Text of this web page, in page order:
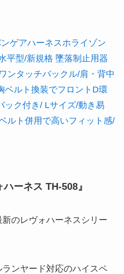
ゲアハーネスホライゾン
平型/新規格 墜落制止用器
ンタッチバックル/肩・背中
ベルト換装でフロントD環
ック付き/ Lサイズ/動き易
ルト併用で高いフィット感/
ーネス TH-508』
のレヴォハーネスシリー
ンヤード対応のハイスペ